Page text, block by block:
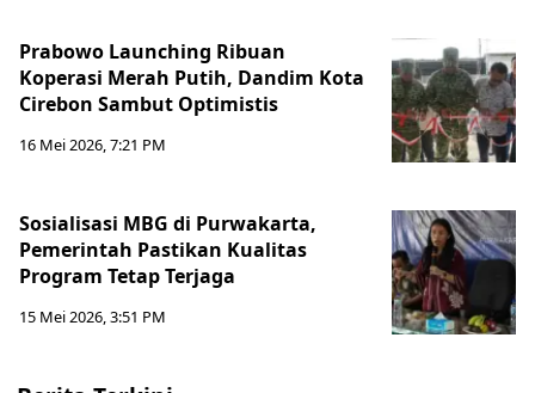
Prabowo Launching Ribuan
Koperasi Merah Putih, Dandim Kota
Cirebon Sambut Optimistis
16 Mei 2026, 7:21 PM
Sosialisasi MBG di Purwakarta,
Pemerintah Pastikan Kualitas
Program Tetap Terjaga
15 Mei 2026, 3:51 PM